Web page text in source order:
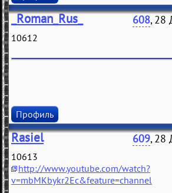
_Roman_Rus_ 608, 28
10612
Профиль
Rasiel 609, 28
10613
http://www.youtube.com/watch?
v=mbMKbykr2Ec&feature=channel